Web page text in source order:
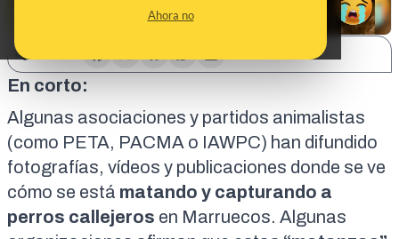
Ahora no
En corto:
Algunas asociaciones y partidos animalistas
(como PETA, PACMA o IAWPC) han difundido
fotografías, vídeos y publicaciones donde se ve
cómo se está matando y capturando a
perros callejeros en Marruecos. Algunas